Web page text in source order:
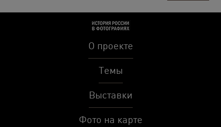
О проекте
Темы
Выставки
Фото на карте